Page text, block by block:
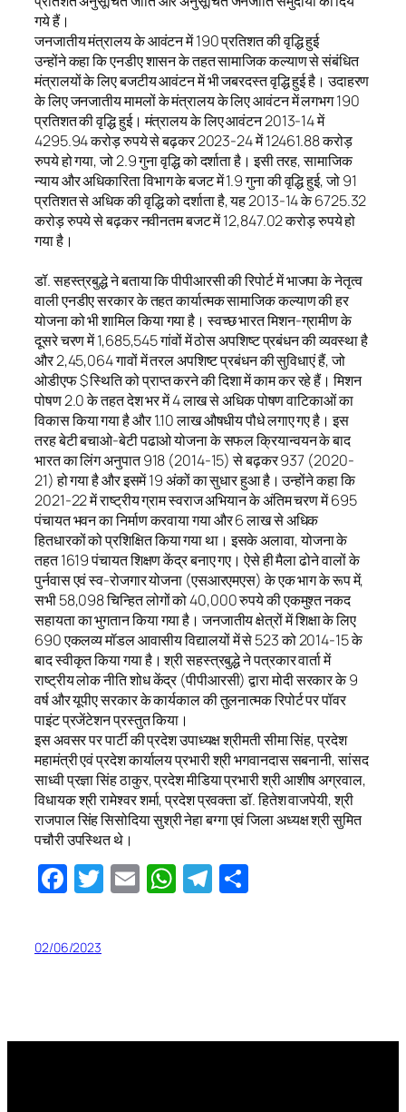
गये हैं।
जनजातीय मंत्रालय के आवंटन में 190 प्रतिशत की वृद्धि हुई
उन्होंने कहा कि एनडीए शासन के तहत सामाजिक कल्याण से संबंधित
मंत्रालयों के लिए बजटीय आवंटन में भी जबरदस्त वृद्धि हुई है। उदाहरण
के लिए जनजातीय मामलों के मंत्रालय के लिए आवंटन में लगभग 190
प्रतिशत की वृद्धि हुई। मंत्रालय के लिए आवंटन 2013-14 में
4295.94 करोड़ रुपये से बढ़कर 2023-24 में 12461.88 करोड़
रुपये हो गया, जो 2.9 गुना वृद्धि को दर्शाता है। इसी तरह, सामाजिक
न्याय और अधिकारिता विभाग के बजट में 1.9 गुना की वृद्धि हुई, जो 91
प्रतिशत से अधिक की वृद्धि को दर्शाता है, यह 2013-14 के 6725.32
करोड़ रुपये से बढ़कर नवीनतम बजट में 12,847.02 करोड़ रुपये हो
गया है।
डॉ. सहस्त्रबुद्धे ने बताया कि पीपीआरसी की रिपोर्ट में भाजपा के नेतृत्व
वाली एनडीए सरकार के तहत कार्यात्मक सामाजिक कल्याण की हर
योजना को भी शामिल किया गया है। स्वच्छ भारत मिशन-ग्रामीण के
दूसरे चरण में 1,685,545 गांवों में ठोस अपशिष्ट प्रबंधन की व्यवस्था है
और 2,45,064 गावों में तरल अपशिष्ट प्रबंधन की सुविधाएं हैं, जो
ओडीएफ $ स्थिति को प्राप्त करने की दिशा में काम कर रहे हैं। मिशन
पोषण 2.0 के तहत देश भर में 4 लाख से अधिक पोषण वाटिकाओं का
विकास किया गया है और 1.10 लाख औषधीय पौधे लगाए गए है। इस
तरह बेटी बचाओ-बेटी पढाओ योजना के सफल क्रियान्वयन के बाद
भारत का लिंग अनुपात 918 (2014-15) से बढ़कर 937 (2020-
21) हो गया है और इसमें 19 अंकों का सुधार हुआ है। उन्होंने कहा कि
2021-22 में राष्ट्रीय ग्राम स्वराज अभियान के अंतिम चरण में 695
पंचायत भवन का निर्माण करवाया गया और 6 लाख से अधिक
हितधारकों को प्रशिक्षित किया गया था। इसके अलावा, योजना के
तहत 1619 पंचायत शिक्षण केंद्र बनाए गए। ऐसे ही मैला ढोने वालों के
पुर्नवास एवं स्व-रोजगार योजना (एसआरएमएस) के एक भाग के रूप में,
सभी 58,098 चिन्हित लोगों को 40,000 रुपये की एकमुश्त नकद
सहायता का भुगतान किया गया है। जनजातीय क्षेत्रों में शिक्षा के लिए
690 एकलव्य मॉडल आवासीय विद्यालयों में से 523 को 2014-15 के
बाद स्वीकृत किया गया है। श्री सहस्त्रबुद्धे ने पत्रकार वार्ता में
राष्ट्रीय लोक नीति शोध केंद्र (पीपीआरसी) द्वारा मोदी सरकार के 9
वर्ष और यूपीए सरकार के कार्यकाल की तुलनात्मक रिपोर्ट पर पॉवर
पाइंट प्रजेंटेशन प्रस्तुत किया।
इस अवसर पर पार्टी की प्रदेश उपाध्यक्ष श्रीमती सीमा सिंह, प्रदेश
महामंत्री एवं प्रदेश कार्यालय प्रभारी श्री भगवानदास सबनानी, सांसद
साध्वी प्रज्ञा सिंह ठाकुर, प्रदेश मीडिया प्रभारी श्री आशीष अग्रवाल,
विधायक श्री रामेश्वर शर्मा, प्रदेश प्रवक्ता डॉ. हितेश वाजपेयी, श्री
राजपाल सिंह सिसोदिया सुश्री नेहा बग्गा एवं जिला अध्यक्ष श्री सुमित
पचौरी उपस्थित थे।
Facebook
Twitter
EmailWhatsApp
Telegram
02/06/2023